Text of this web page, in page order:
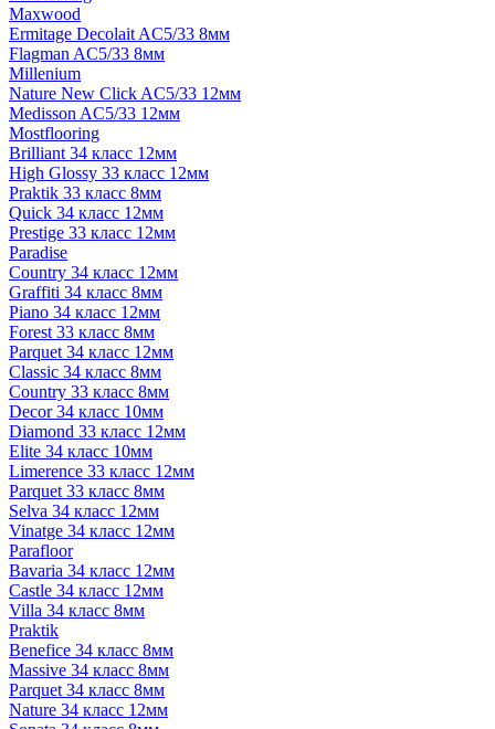
Maxwood
Ermitage Decolait AC5/33 8мм
Flagman AC5/33 8мм
Millenium
Nature New Click AC5/33 12мм
Medisson AC5/33 12мм
Mostflooring
Brilliant 34 класс 12мм
High Glossy 33 класс 12мм
Praktik 33 класс 8мм
Quick 34 класс 12мм
Prestige 33 класс 12мм
Paradise
Country 34 класс 12мм
Graffiti 34 класс 8мм
Piano 34 класс 12мм
Forest 33 класс 8мм
Parquet 34 класс 12мм
Classic 34 класс 8мм
Country 33 класс 8мм
Decor 34 класс 10мм
Diamond 33 класс 12мм
Elite 34 класс 10мм
Limerence 33 класс 12мм
Parquet 33 класс 8мм
Selva 34 класс 12мм
Vinatge 34 класс 12мм
Parafloor
Bavaria 34 класс 12мм
Castle 34 класс 12мм
Villa 34 класс 8мм
Praktik
Benefice 34 класс 8мм
Massive 34 класс 8мм
Parquet 34 класс 8мм
Nature 34 класс 12мм